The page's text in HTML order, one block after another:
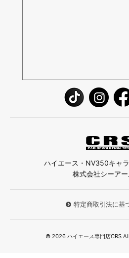
ハイエース・NV350キャ
株式会社シーアー
特定商取引法に基
© 2026 ハイエース専門店CRS